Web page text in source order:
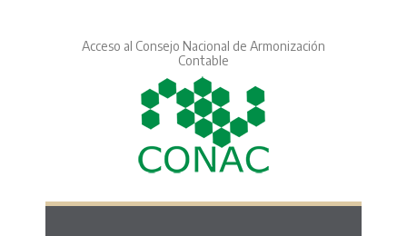
Acceso al Consejo Nacional de Armonización
Contable